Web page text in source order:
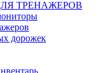
ТРЕНАЖЕРОВ
дорожек